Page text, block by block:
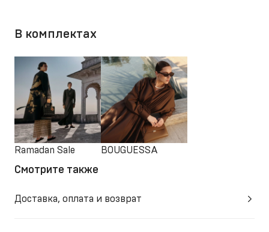
В комплектах
Ramadan Sale BOUGUESSA
Смотрите также
Доставка, оплата и возврат